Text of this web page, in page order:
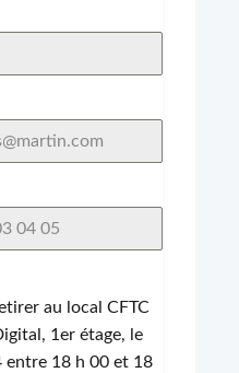
au local CFTC
1er étage, le
entre 18 h 00 et 18